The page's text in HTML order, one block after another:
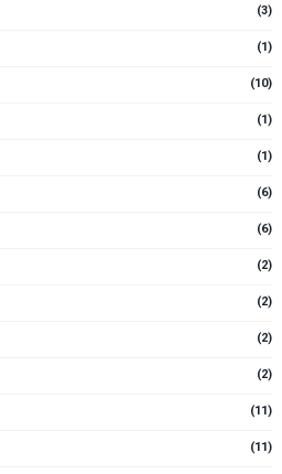
(3)
(1)
(10)
(1)
(1)
(6)
(6)
(2)
(2)
(2)
(2)
(11)
(11)